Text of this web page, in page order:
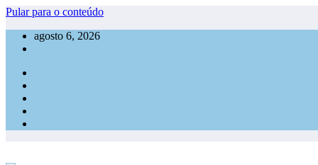
Pular para o conteúdo
agosto 6, 2026